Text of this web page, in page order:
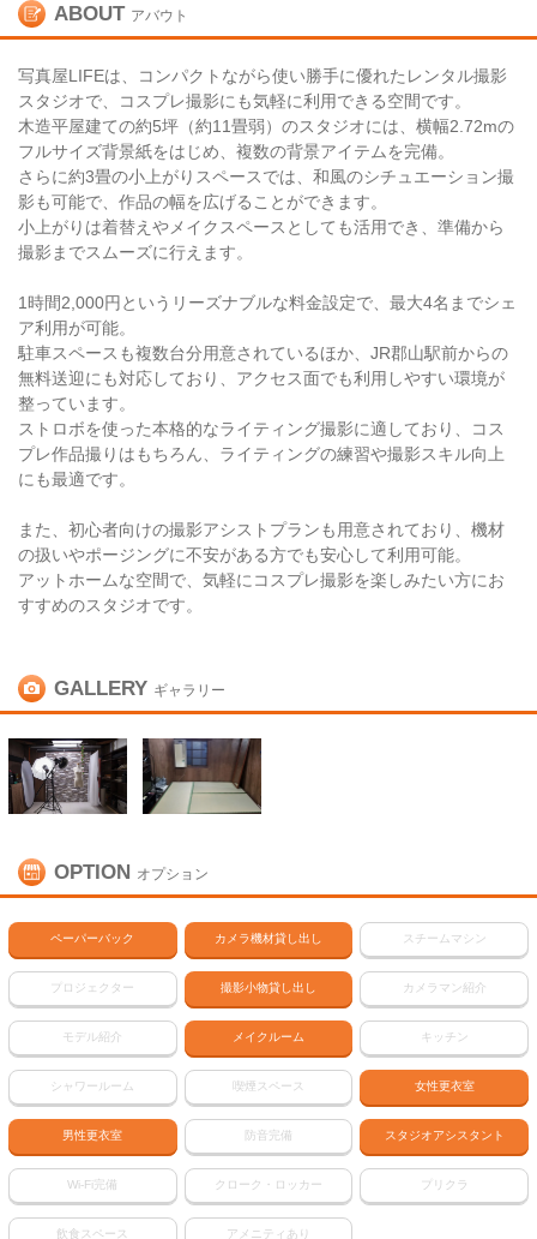
ABOUT アバウト
写真屋LIFEは、コンパクトながら使い勝手に優れたレンタル撮影
スタジオで、コスプレ撮影にも気軽に利用できる空間です。
木造平屋建ての約5坪（約11畳弱）のスタジオには、横幅2.72mの
フルサイズ背景紙をはじめ、複数の背景アイテムを完備。
さらに約3畳の小上がりスペースでは、和風のシチュエーション撮
影も可能で、作品の幅を広げることができます。
小上がりは着替えやメイクスペースとしても活用でき、準備から
撮影までスムーズに行えます。
1時間2,000円というリーズナブルな料金設定で、最大4名までシェ
ア利用が可能。
駐車スペースも複数台分用意されているほか、JR郡山駅前からの
無料送迎にも対応しており、アクセス面でも利用しやすい環境が
整っています。
ストロボを使った本格的なライティング撮影に適しており、コス
プレ作品撮りはもちろん、ライティングの練習や撮影スキル向上
にも最適です。
また、初心者向けの撮影アシストプランも用意されており、機材
の扱いやポージングに不安がある方でも安心して利用可能。
アットホームな空間で、気軽にコスプレ撮影を楽しみたい方にお
すすめのスタジオです。
GALLERY ギャラリー
OPTION オプション
ペーパーバック カメラ機材貸し出し スチームマシン
プロジェクター 撮影小物貸し出し カメラマン紹介
モデル紹介 メイクルーム キッチン
シャワールーム 喫煙スペース 女性更衣室
男性更衣室 防音完備 スタジオアシスタント
Wi-Fi完備 クローク・ロッカー プリクラ
飲食スペース アメニティあり